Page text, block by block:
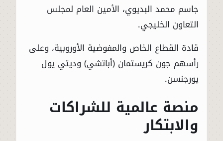
جاسم محمد البديوي، الأمين العام لمجلس
التعاون الخليجي.
قادة القطاع الخاص والمفوضية الأوروبية، وعلى
رأسهم جون كريستمان (أباتشي) وديتي يول
يورجنسن.
منصة عالمية للشراكات
والابتكار